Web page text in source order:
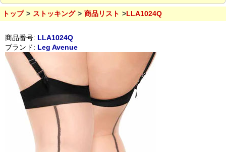
トップ ストッキング 商品リスト LLA1024Q
商品番号: LLA1024Q
ブランド: Leg Avenue